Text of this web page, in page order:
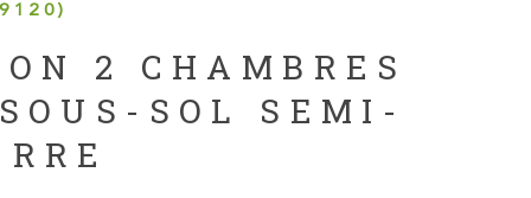
2 CHAMBRES
SOL SEMI-